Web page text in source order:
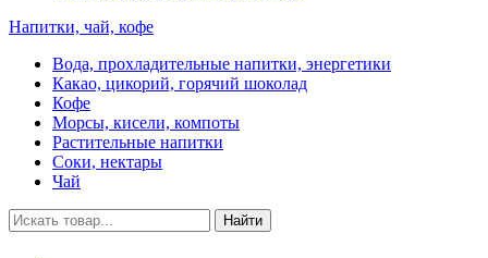
Напитки, чай, кофе
Вода, прохладительные напитки, энергетики
Какао, цикорий, горячий шоколад
Кофе
Морсы, кисели, компоты
Растительные напитки
Соки, нектары
Чай
Найти